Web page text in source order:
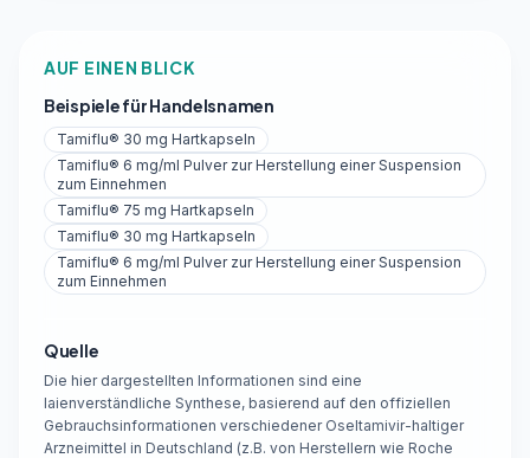
AUF EINEN BLICK
Beispiele für Handelsnamen
Tamiflu® 30 mg Hartkapseln
Tamiflu® 6 mg/ml Pulver zur Herstellung einer Suspension
zum Einnehmen
Tamiflu® 75 mg Hartkapseln
Tamiflu® 30 mg Hartkapseln
Tamiflu® 6 mg/ml Pulver zur Herstellung einer Suspension
zum Einnehmen
Quelle
Die hier dargestellten Informationen sind eine
laienverständliche Synthese, basierend auf den offiziellen
Gebrauchsinformationen verschiedener Oseltamivir-haltiger
Arzneimittel in Deutschland (z.B. von Herstellern wie Roche